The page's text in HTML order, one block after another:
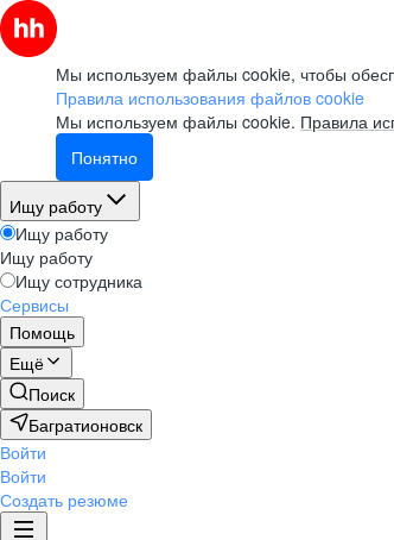
Мы используем файлы cookie, чтобы
Правила использования файлов cookie
Мы используем файлы cookie. Правила
Понятно
Ищу работу
Ищу работу
Ищу работу
Ищу сотрудника
Сервисы
Помощь
Ещё
Поиск
Багратионовск
Войти
Войти
Создать резюме